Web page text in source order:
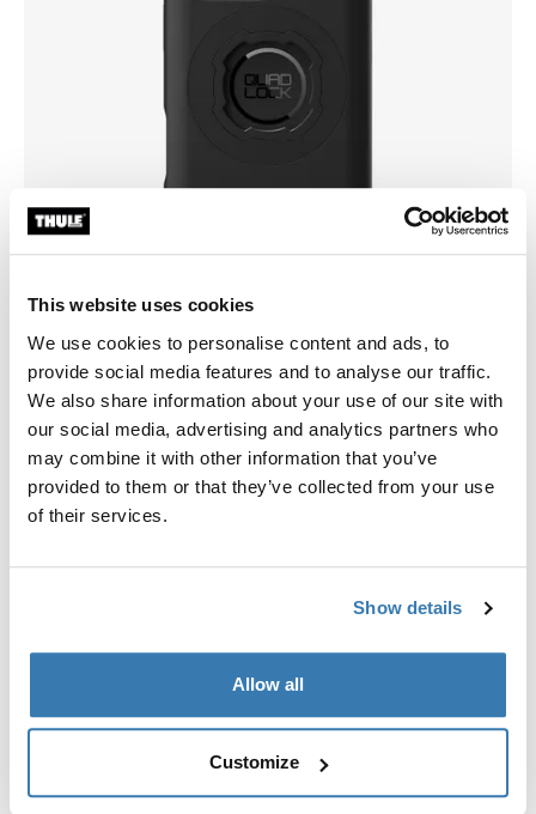
This website uses cookies
We use cookies to personalise content and ads, to
provide social media features and to analyse our traffic.
We also share information about your use of our site with
our social media, advertising and analytics partners who
may combine it with other information that you’ve
provided to them or that they’ve collected from your use
of their services.
Show details
Allow all
Customize
Choisissez un étui